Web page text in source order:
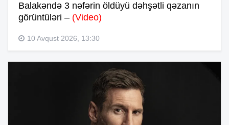
Balakəndə 3 nəfərin öldüyü dəhşətli qəzanın
görüntüləri – (Video)
10 Avqust 2026, 13:30